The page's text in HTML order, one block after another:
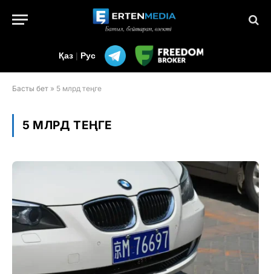
Қаз | Рус
Басты бет » 5 млрд теңге
5 МЛРД ТЕҢГЕ